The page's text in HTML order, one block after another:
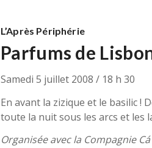
L’Après Périphérie
Parfums de
Samedi 5 juillet 2008 / 18 h 30
En avant la zizique et le basilic !
toute la nuit sous les arcs et les
Organisée avec la Compagnie Cá